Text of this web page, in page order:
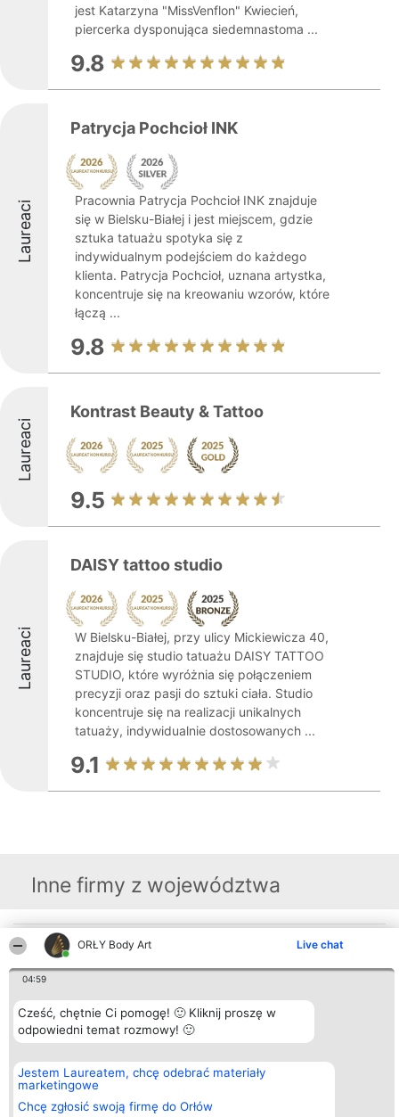
ORŁY Body Art Live chat
04:59
Cześć, chętnie Ci pomogę! 🙂 Kliknij proszę w
odpowiedni temat rozmowy! 🙂
Jestem Laureatem, chcę odebrać materiały
marketingowe
Chcę zgłosić swoją firmę do Orłów
jest Katarzyna "MissVenflon" Kwiecień,
piercerka dysponująca siedemnastoma ...
9.8
Laureaci
Patrycja Pochcioł INK
Pracownia Patrycja Pochcioł INK znajduje
się w Bielsku-Białej i jest miejscem, gdzie
sztuka tatuażu spotyka się z
indywidualnym podejściem do każdego
klienta. Patrycja Pochcioł, uznana artystka,
koncentruje się na kreowaniu wzorów, które
łączą ...
9.8
Laureaci
Kontrast Beauty & Tattoo
9.5
Laureaci
DAISY tattoo studio
W Bielsku-Białej, przy ulicy Mickiewicza 40,
znajduje się studio tatuażu DAISY TATTOO
STUDIO, które wyróżnia się połączeniem
precyzji oraz pasji do sztuki ciała. Studio
koncentruje się na realizacji unikalnych
tatuaży, indywidualnie dostosowanych ...
9.1
Inne firmy z województwa
Organizator plebiscytu
Bright Side Solutions sp. z o.
o. sp. k.
ul. Ruska 22
KRS 0000749100 | Regon
381313360 | NIP 8943132676
+48 508 492 400
Lista
Zasady
Regulamin
Polityka
Kontakt